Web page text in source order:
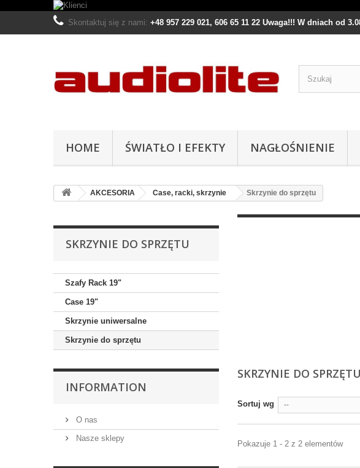
Skontaktuj się z nami: +48 957 229 021, 606 65 11 22 Uwaga!!! W dniach od
HOME ŚWIATŁO I EFEKTY NAGŁOŚNIENIE
AKCESORIA Case, racki, skrzynie Skrzynie do sprzętu
SKRZYNIE DO SPRZĘTU
Szafy Rack 19"
Case 19"
Skrzynie uniwersalne
Skrzynie do sprzętu
INFORMATION
O nas
Nasze sklepy
SKRZYNIE DO SPRZĘTU
Sortuj wg --
Pokazuje 1 - 2 z 2 elementów